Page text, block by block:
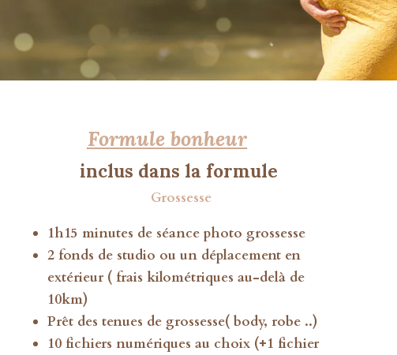
Formule bonheur
inclus dans la formule
Grossesse
1h15 minutes de séance photo grossesse
2 fonds de studio ou un déplacement en
extérieur ( frais kilométriques au-delà de
10km)
Prêt des tenues de grossesse( body, robe ..)
10 fichiers numériques au choix (+1 fichier